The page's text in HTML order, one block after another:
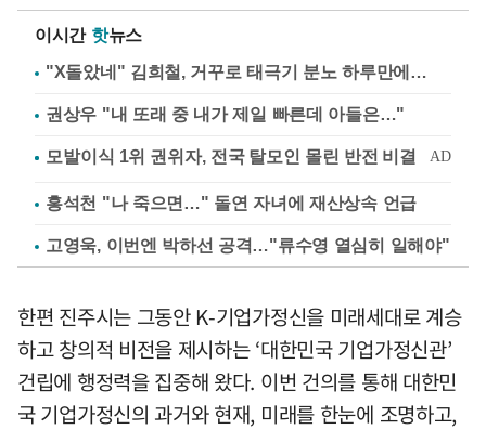
이시간 핫뉴스
"X돌았네" 김희철, 거꾸로 태극기 분노 하루만에…
권상우 "내 또래 중 내가 제일 빠른데 아들은…"
홍석천 "나 죽으면…" 돌연 자녀에 재산상속 언급
고영욱, 이번엔 박하선 공격…"류수영 열심히 일해야"
한편 진주시는 그동안 K-기업가정신을 미래세대로 계승
하고 창의적 비전을 제시하는 ‘대한민국 기업가정신관’
건립에 행정력을 집중해 왔다. 이번 건의를 통해 대한민
국 기업가정신의 과거와 현재, 미래를 한눈에 조명하고,